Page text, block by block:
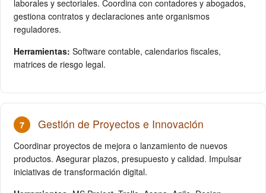
laborales y sectoriales. Coordina con contadores y abogados,
gestiona contratos y declaraciones ante organismos
reguladores.
Herramientas: Software contable, calendarios fiscales,
matrices de riesgo legal.
7 Gestión de Proyectos e Innovación
Coordinar proyectos de mejora o lanzamiento de nuevos
productos. Asegurar plazos, presupuesto y calidad. Impulsar
iniciativas de transformación digital.